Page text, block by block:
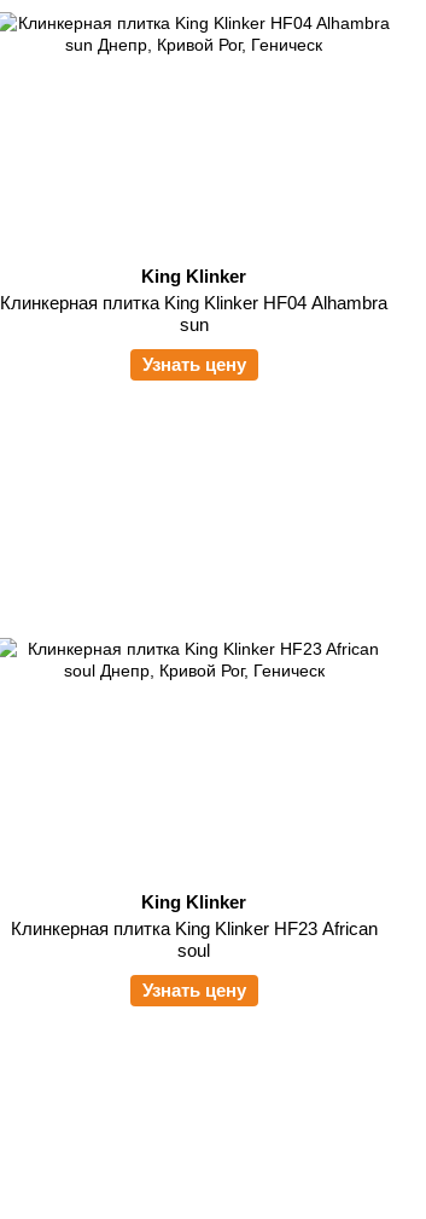
King Klinker
Клинкерная плитка King Klinker HF04 Alhambra
sun
Узнать цену
King Klinker
Клинкерная плитка King Klinker HF23 African
soul
Узнать цену